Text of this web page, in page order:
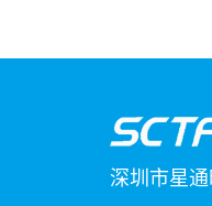
深圳市星